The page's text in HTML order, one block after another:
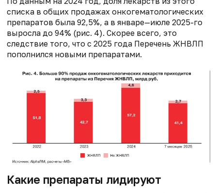
списка в общих продажах онкогематологических
препаратов была 92,5%, а в январе—июле 2025-го
выросла до 94% (рис. 4). Скорее всего, это
следствие того, что с 2025 года Перечень ЖНВЛП
пополнился новыми препаратами.
Какие препараты лидируют